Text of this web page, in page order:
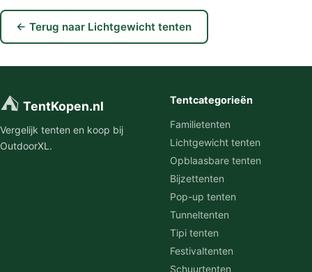
← Terug naar Lichtgewicht tenten
⛺ TentKopen.nl
Vergelijk tenten en koop bij
OutdoorXL.
Tentcategorieën
Familietenten
Lichtgewicht tenten
Opblaasbare tenten
Bijzettenten
Pop-up tenten
Tunneltenten
Tipi tenten
Festivaltenten
Schuurtenten